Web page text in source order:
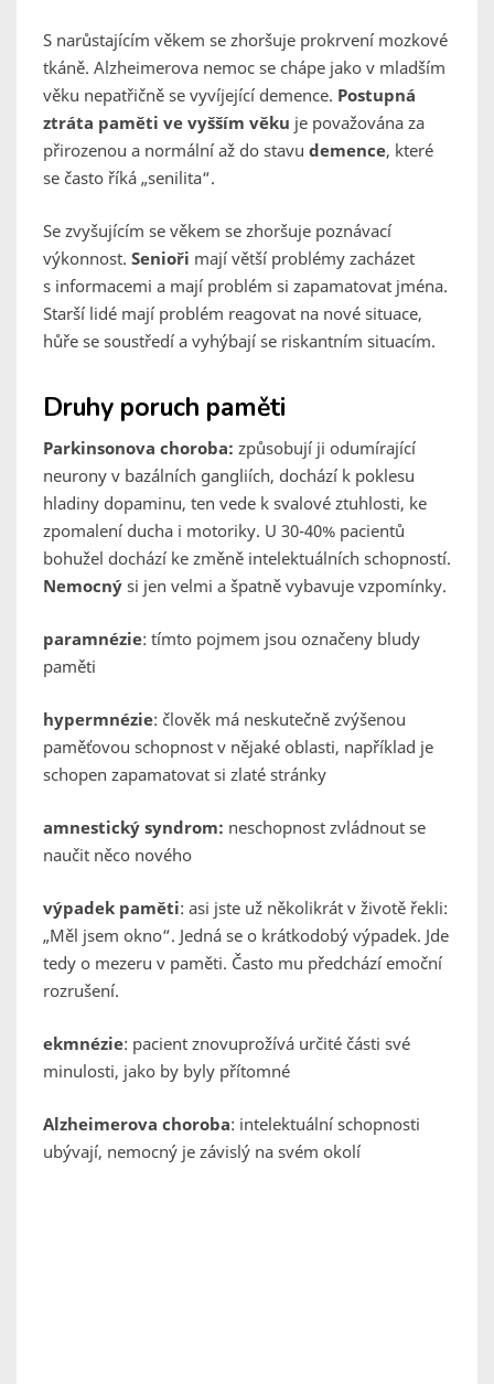
S narůstajícím věkem se zhoršuje prokrvení mozkové
tkáně. Alzheimerova nemoc se chápe jako v mladším
věku nepatřičně se vyvíjející demence. Postupná
ztráta paměti ve vyšším věku je považována za
přirozenou a normální až do stavu demence, které
se často říká „senilita“.
Se zvyšujícím se věkem se zhoršuje poznávací
výkonnost. Senioři mají větší problémy zacházet
s informacemi a mají problém si zapamatovat jména.
Starší lidé mají problém reagovat na nové situace,
hůře se soustředí a vyhýbají se riskantním situacím.
Druhy poruch paměti
Parkinsonova choroba: způsobují ji odumírající
neurony v bazálních gangliích, dochází k poklesu
hladiny dopaminu, ten vede k svalové ztuhlosti, ke
zpomalení ducha i motoriky. U 30-40% pacientů
bohužel dochází ke změně intelektuálních schopností.
Nemocný si jen velmi a špatně vybavuje vzpomínky.
paramnézie: tímto pojmem jsou označeny bludy
paměti
hypermnézie: člověk má neskutečně zvýšenou
paměťovou schopnost v nějaké oblasti, například je
schopen zapamatovat si zlaté stránky
amnestický syndrom: neschopnost zvládnout se
naučit něco nového
výpadek paměti: asi jste už několikrát v životě řekli:
„Měl jsem okno“. Jedná se o krátkodobý výpadek. Jde
tedy o mezeru v paměti. Často mu předchází emoční
rozrušení.
ekmnézie: pacient znovuprožívá určité části své
minulosti, jako by byly přítomné
Alzheimerova choroba: intelektuální schopnosti
ubývají, nemocný je závislý na svém okolí